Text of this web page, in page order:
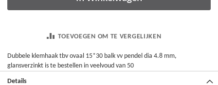
TOEVOEGEN OM TE VERGELIJKEN
Dubbele klemhaak tbv ovaal 15*30 balk vv pendel dia 4.8 mm,
glansverzinkt is te bestellen in veelvoud van 50
Details